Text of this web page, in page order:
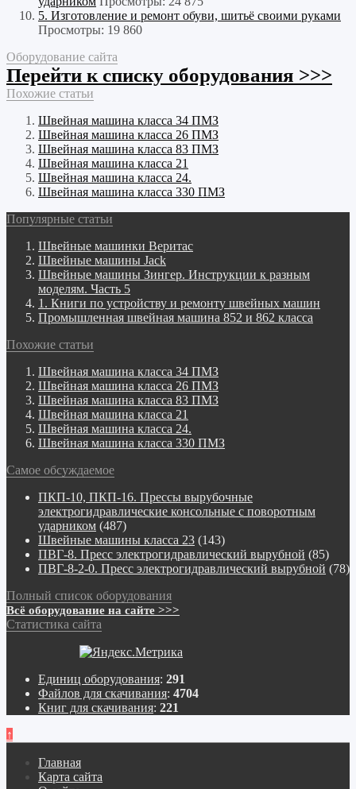
5. Изготовление и ремонт обуви, шитьё своими руками
Просмотры: 19 860
Оборудование сайта
Перейти к списку оборудования >>>
Похожие статьи
Швейная машина класса 34 ПМЗ
Швейная машина класса 26 ПМЗ
Швейная машина класса 83 ПМЗ
Швейная машина класса 21
Швейная машина класса 24.
Швейная машина класса 330 ПМЗ
Популярные статьи
Швейные машинки Веритас
Швейные машины Jack
Швейные машины Зингер. Инструкции к разным
моделям. Часть 5
1. Книги по устройству и ремонту швейных машин
Промышленная швейная машина 852 и 862 класса
Похожие статьи
Швейная машина класса 34 ПМЗ
Швейная машина класса 26 ПМЗ
Швейная машина класса 83 ПМЗ
Швейная машина класса 21
Швейная машина класса 24.
Швейная машина класса 330 ПМЗ
Самое обсуждаемое
ПКП-10, ПКП-16. Прессы вырубочные
электрогидравлические консольные с поворотным
ударником (487)
Швейные машины класса 23 (143)
ПВГ-8. Пресс электрогидравлический вырубной (85)
ПВГ-8-2-0. Пресс электрогидравлический вырубной (78)
Полный список оборудования
Всё оборудование на сайте >>>
Статистика сайта
Единиц оборудования: 291
Файлов для скачивания: 4704
Книг для скачивания: 221
↑
Главная
Карта сайта